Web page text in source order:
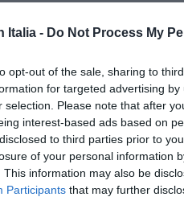
Italia - Do Not Process My
opt-out of the sale, sharing to
for targeted advertising
selection. Please note that after
interest-based ads based on
to third parties prior to
of your personal information
This information may also be
Participants that may further
“black” e “white”.
è razzismo.
Anche dalparrucchiere.
tricologico salta fuori
negozio di un’
l’esposizione di un